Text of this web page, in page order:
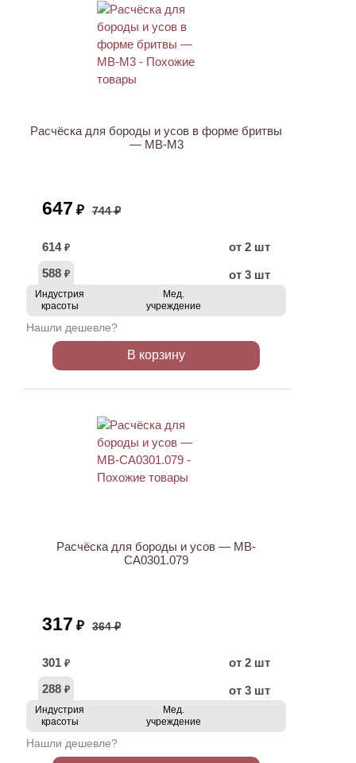
Расчёска для бороды и усов в форме бритвы
— MB-M3
647 ₽ 744 ₽
614 ₽
от 2 шт
588 ₽ от 3 шт
Индустрия
красоты
Мед.
учреждение
Нашли дешевле?
В корзину
Расчёска для бороды и усов — MB-
CA0301.079
317 ₽ 364 ₽
301 ₽
от 2 шт
288 ₽ от 3 шт
Индустрия
красоты
Мед.
учреждение
Нашли дешевле?